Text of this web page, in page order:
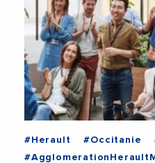
#Herault #Occitanie